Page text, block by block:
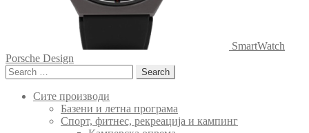
SmartWatch
Porsche Design
Search
for:
Сите производи
Базени и летна програма
Спорт, фитнес, рекреација и кампинг